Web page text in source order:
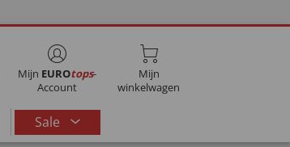
Mijn EUROtops-
Account
Mijn
winkelwagen
Sale